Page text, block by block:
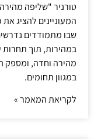
טורניר "שליפה
המעוניינים להציג
שבו מתמודדים
במהירות, תוך תחרות
מהירה וחדה, ומספק
במגוון תחומים.
לקריאת המאמר »